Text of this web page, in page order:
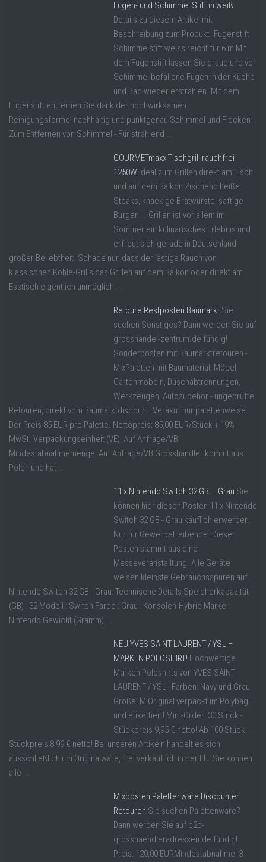
Fugen- und Schimmel Stift in weiß
Details zu diesem Artikel mit
Beschreibung zum Produkt. Fugenstift
Schimmelstift weiss reicht für 6 m Mit
dem Fugenstift lassen Sie graue und von
Schimmel befallene Fugen in der Küche
und Bad wieder erstrahlen. Mit dem
Fugenstift entfernen Sie dank der hochwirksamen
Reinigungsformel nachhaltig und punktgenau Schimmel und Flecken -
Zum Entfernen von Schimmel - Für strahlend ...
GOURMETmaxx Tischgrill rauchfrei
1250W Ideal zum Grillen direkt am Tisch
und auf dem Balkon Zischend heiße
Steaks, knackige Bratwürste, saftige
Burger ... Grillen ist vor allem im
Sommer ein kulinarisches Erlebnis und
erfreut sich gerade in Deutschland
großer Beliebtheit. Schade nur, dass der lästige Rauch von
klassischen Kohle-Grills das Grillen auf dem Balkon oder direkt am
Esstisch eigentlich unmöglich ...
Retoure Restposten Baumarkt Sie
suchen Sonstiges? Dann werden Sie auf
grosshandel-zentrum.de fündig!
Sonderposten mit Baumarktretouren -
MixPaletten mit Baumaterial, Möbel,
Gartenmöbeln, Duschabtrennungen,
Werkzeugen, Autozubehör - ungeprüfte
Retouren, direkt vom Baumarktdiscount. Verakuf nur palettenweise.
Der Preis 85 EUR pro Palette. Nettopreis: 85,00 EUR/Stück + 19%
MwSt. Verpackungseinheit (VE): Auf Anfrage/VB
Mindestabnahmemenge: Auf Anfrage/VB Grosshändler kommt aus
Polen und hat ...
11 x Nintendo Switch 32 GB – Grau Sie
können hier diesen Posten 11 x Nintendo
Switch 32 GB - Grau käuflich erwerben.
Nur für Gewerbetreibende. Dieser
Posten stammt aus eine
Messeveranstalltung. Alle Geräte
weisen kleinste Gebrauchsspuren auf.
Nintendo Switch 32 GB - Grau: Technische Details Speicherkapazität
(GB) : 32 Modell : Switch Farbe : Grau : Konsolen-Hybrid Marke :
Nintendo Gewicht (Gramm) ...
NEU YVES SAINT LAURENT / YSL –
MARKEN POLOSHIRT! Hochwertige
Marken Poloshirts von YVES SAINT
LAURENT / YSL ! Farben: Navy und Grau
Größe: M Original verpackt im Polybag
und etikettiert! Min.-Order: 30 Stück -
Stückpreis 9,95 € netto! Ab 100 Stück -
Stückpreis 8,99 € netto! Bei unseren Artikeln handelt es sich
ausschließlich um Originalware, frei verkäuflich in der EU! Sie können
alle ...
Mixposten Palettenware Discounter
Retouren Sie suchen Palettenware?
Dann werden Sie auf b2b-
grosshaendleradressen.de fündig!
Preis: 120,00 EURMindestabnahme: 3